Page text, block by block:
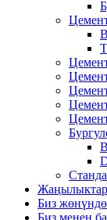
Жаңылыктар
Биз жөнүндө
Биз менен